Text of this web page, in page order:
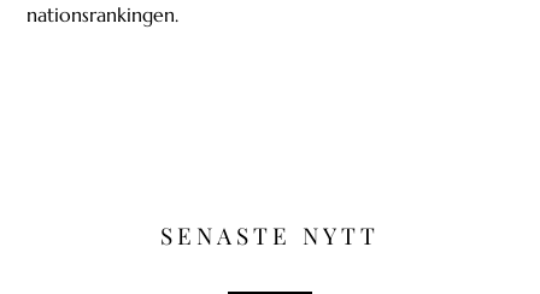
nationsrankingen.
SENASTE NYTT